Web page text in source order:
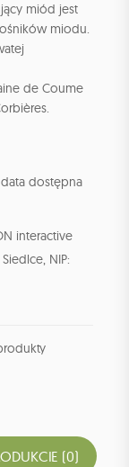
miód jest
miodu.
de Coume
data dostępna
interactive
NIP:
(0)